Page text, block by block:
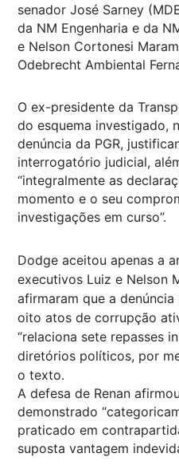
senador José Sarney
da NM Engenharia e da
e Nelson Cortonesi
Odebrecht Ambiental
O ex-presidente da
do esquema investigado,
denúncia da PGR,
interrogatório judicial,
“integralmente as
momento e o seu
investigações em curso”.
Dodge aceitou apenas a
executivos Luiz e Nelson
afirmaram que a
oito atos de corrupção
“relaciona sete repasses
diretórios políticos, por
o texto.
A defesa de Renan
demonstrado
praticado em
suposta vantagem